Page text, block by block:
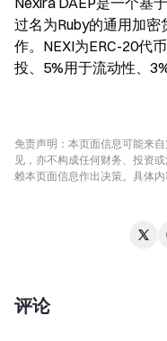
过名为Ruby的通用加
作。NEXI为ERC-20代
投、5%用于流动性、
免责声明：本页面信息可能来
见，亦不构成任何财务、投资
赖本页面信息作出决策。具体
评论